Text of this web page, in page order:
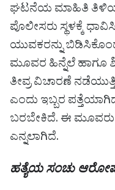
ಘಟನೆಯ ಮಾಹಿತಿ
ಪೊಲೀಸರು ಸ್ಥಳಕ್ಕೆ
ಯುವಕರನ್ನು
ಮೂವರ ಹಿನ್ನೆಲೆ ಹಾಗೂ
ತೀವ್ರ ವಿಚಾರಣೆ
ಎಂದು ಇಬ್ಬರ
ಬರಬೇಕಿದೆ. ಈ ಮೂವರು
ಎನ್ನಲಾಗಿದೆ.
ಹತ್ಯೆಯ ಸಂಚು